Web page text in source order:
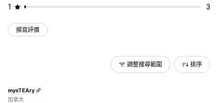
1
3
撰寫評價
調整搜尋範圍 排序
mysTEAry
加拿大